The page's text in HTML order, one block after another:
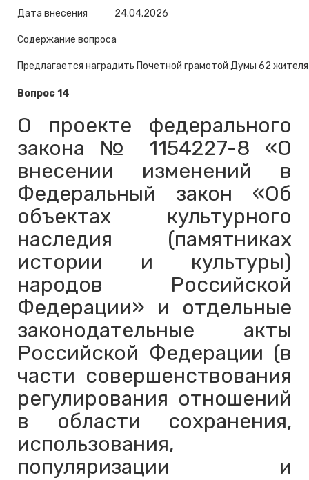
Дата внесения
24.04.2026
Содержание вопроса
Предлагается наградить Почетной грамотой Думы 62
Вопрос 14
О проекте федерального
закона № 1154227-8 «О
внесении изменений в
Федеральный закон «Об
объектах культурного
наследия (памятниках
истории и культуры)
народов Российской
Федерации» и отдельные
законодательные акты
Российской Федерации (в
части совершенствования
регулирования отношений
в области сохранения,
использования,
популяризации и